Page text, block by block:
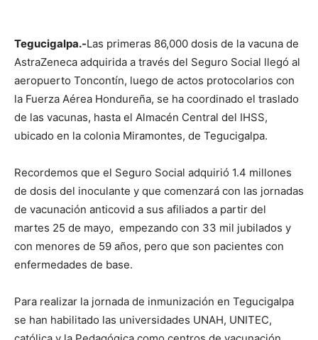
Tegucigalpa.-Las primeras 86,000 dosis de la vacuna de
AstraZeneca adquirida a través del Seguro Social llegó al
aeropuerto Toncontín, luego de actos protocolarios con
la Fuerza Aérea Hondureña, se ha coordinado el traslado
de las vacunas, hasta el Almacén Central del IHSS,
ubicado en la colonia Miramontes, de Tegucigalpa.
Recordemos que el Seguro Social adquirió 1.4 millones
de dosis del inoculante y que comenzará con las jornadas
de vacunación anticovid a sus afiliados a partir del
martes 25 de mayo, empezando con 33 mil jubilados y
con menores de 59 años, pero que son pacientes con
enfermedades de base.
Para realizar la jornada de inmunización en Tegucigalpa
se han habilitado las universidades UNAH, UNITEC,